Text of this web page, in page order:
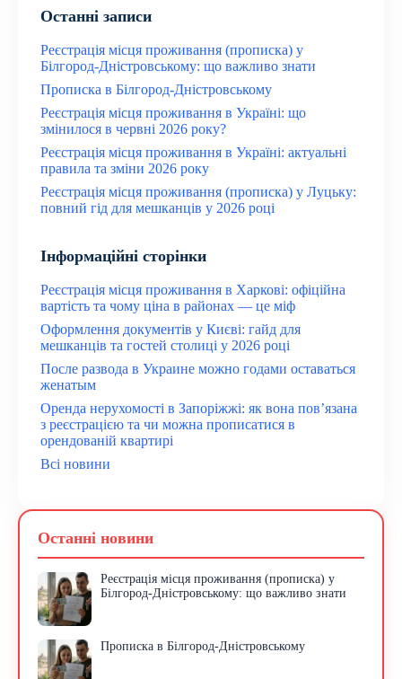
Останні записи
Реєстрація місця проживання (прописка) у
Білгород-Дністровському: що важливо знати
Прописка в Білгород-Дністровському
Реєстрація місця проживання в Україні: що
змінилося в червні 2026 року?
Реєстрація місця проживання в Україні: актуальні
правила та зміни 2026 року
Реєстрація місця проживання (прописка) у Луцьку:
повний гід для мешканців у 2026 році
Інформаційні сторінки
Реєстрація місця проживання в Харкові: офіційна
вартість та чому ціна в районах — це міф
Оформлення документів у Києві: гайд для
мешканців та гостей столиці у 2026 році
После развода в Украине можно годами оставаться
женатым
Оренда нерухомості в Запоріжжі: як вона пов’язана
з реєстрацією та чи можна прописатися в
орендованій квартирі
Всі новини
Останні новини
Реєстрація місця проживання (прописка) у
Білгород-Дністровському: що важливо знати
Прописка в Білгород-Дністровському